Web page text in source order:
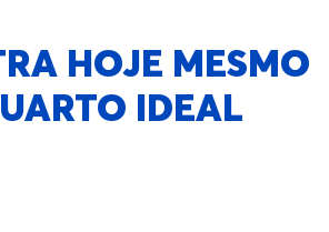
HOJE MESMO
IDEAL